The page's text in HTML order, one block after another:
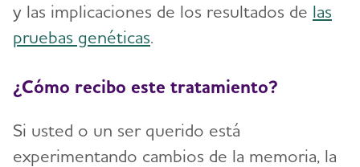
y las implicaciones de los resultados de las
pruebas genéticas.
¿Cómo recibo este tratamiento?
Si usted o un ser querido está
experimentando cambios de la memoria, la